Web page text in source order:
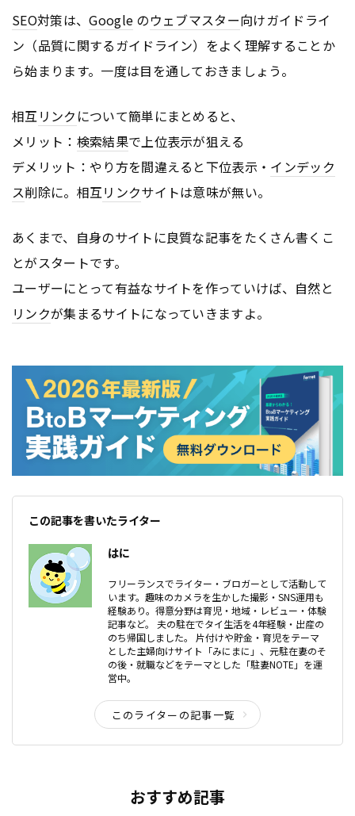
SEO対策は、Google のウェブマスター向けガイドライ
ン（品質に関するガイドライン）をよく理解することか
ら始まります。一度は目を通しておきましょう。
相互リンク について簡単にまとめると、
メリット： 検索結果で上位表示が狙える
デメリット：やり方を間違えると下位表示・ インデック
ス削除に。相互リンクサイトは意味が無い。
あくまで、自身のサイトに良質な記事をたくさん書くこ
とがスタートです。
ユーザーにとって有益なサイトを作っていけば、自然と
リンクが集まるサイトになっていきますよ。
この記事を書いたライター
はに
フリーランスでライター・ブロガーとして活動して
います。趣味のカメラを生かした撮影・SNS運用も
経験あり。得意分野は育児・地域・レビュー・体験
記事など。 夫の駐在でタイ生活を4年経験・出産の
のち帰国しました。 片付けや貯金・育児をテーマ
とした主婦向けサイト「みにまに」、元駐在妻のそ
の後・就職などをテーマとした「駐妻NOTE」を運
営中。
このライターの記事一覧
おすすめ記事